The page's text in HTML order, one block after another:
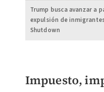
Trump busca avanzar a
expulsión de
Shutdown
Impuesto,